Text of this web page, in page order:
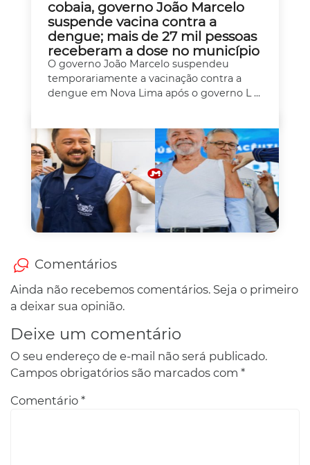
cobaia, governo João Marcelo
suspende vacina contra a
dengue; mais de 27 mil pessoas
receberam a dose no município
O governo João Marcelo suspendeu
temporariamente a vacinação contra a
dengue em Nova Lima após o governo L ...
Comentários
Ainda não recebemos comentários. Seja o primeiro
a deixar sua opinião.
Deixe um comentário
O seu endereço de e-mail não será publicado.
Campos obrigatórios são marcados com *
Comentário *